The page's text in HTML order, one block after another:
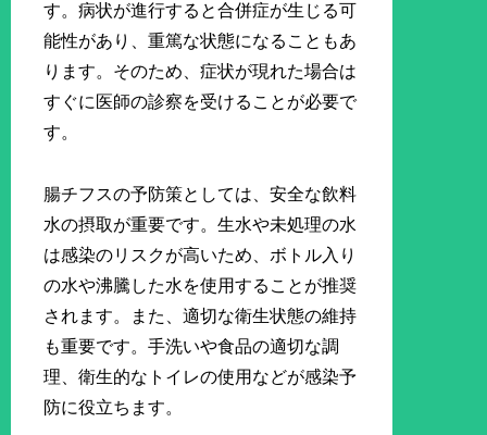
す。病状が進行すると合併症が生じる可
能性があり、重篤な状態になることもあ
ります。そのため、症状が現れた場合は
すぐに医師の診察を受けることが必要で
す。
腸チフスの予防策としては、安全な飲料
水の摂取が重要です。生水や未処理の水
は感染のリスクが高いため、ボトル入り
の水や沸騰した水を使用することが推奨
されます。また、適切な衛生状態の維持
も重要です。手洗いや食品の適切な調
理、衛生的なトイレの使用などが感染予
防に役立ちます。